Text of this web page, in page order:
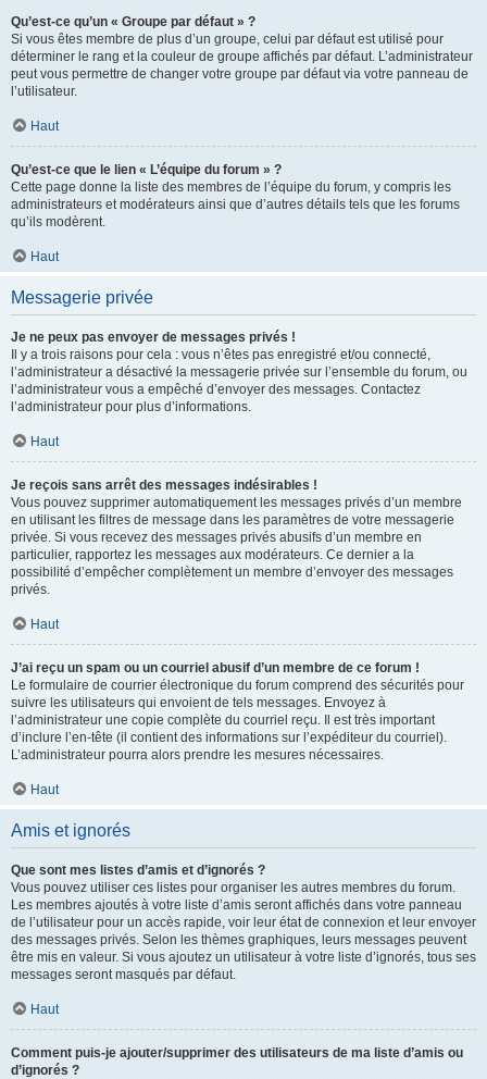
Qu’est-ce qu’un « Groupe par défaut » ?
Si vous êtes membre de plus d’un groupe, celui par défaut est utilisé pour
déterminer le rang et la couleur de groupe affichés par défaut. L’administrateur
peut vous permettre de changer votre groupe par défaut via votre panneau de
l’utilisateur.
Haut
Qu’est-ce que le lien « L’équipe du forum » ?
Cette page donne la liste des membres de l’équipe du forum, y compris les
administrateurs et modérateurs ainsi que d’autres détails tels que les forums
qu’ils modèrent.
Haut
Messagerie privée
Je ne peux pas envoyer de messages privés !
Il y a trois raisons pour cela : vous n’êtes pas enregistré et/ou connecté,
l’administrateur a désactivé la messagerie privée sur l’ensemble du forum, ou
l’administrateur vous a empêché d’envoyer des messages. Contactez
l’administrateur pour plus d’informations.
Haut
Je reçois sans arrêt des messages indésirables !
Vous pouvez supprimer automatiquement les messages privés d’un membre
en utilisant les filtres de message dans les paramètres de votre messagerie
privée. Si vous recevez des messages privés abusifs d’un membre en
particulier, rapportez les messages aux modérateurs. Ce dernier a la
possibilité d’empêcher complètement un membre d’envoyer des messages
privés.
Haut
J’ai reçu un spam ou un courriel abusif d’un membre de ce forum !
Le formulaire de courrier électronique du forum comprend des sécurités pour
suivre les utilisateurs qui envoient de tels messages. Envoyez à
l’administrateur une copie complète du courriel reçu. Il est très important
d’inclure l’en-tête (il contient des informations sur l’expéditeur du courriel).
L’administrateur pourra alors prendre les mesures nécessaires.
Haut
Amis et ignorés
Que sont mes listes d’amis et d’ignorés ?
Vous pouvez utiliser ces listes pour organiser les autres membres du forum.
Les membres ajoutés à votre liste d’amis seront affichés dans votre panneau
de l’utilisateur pour un accès rapide, voir leur état de connexion et leur envoyer
des messages privés. Selon les thèmes graphiques, leurs messages peuvent
être mis en valeur. Si vous ajoutez un utilisateur à votre liste d’ignorés, tous ses
messages seront masqués par défaut.
Haut
Comment puis-je ajouter/supprimer des utilisateurs de ma liste d’amis ou
d’ignorés ?